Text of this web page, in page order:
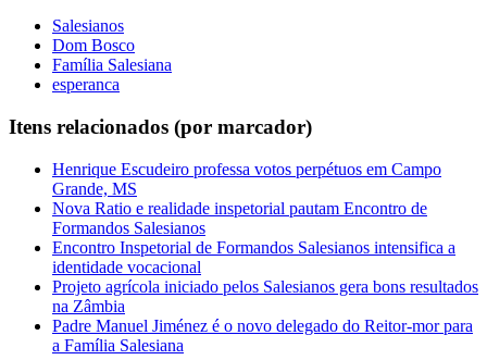
Salesianos
Dom Bosco
Família Salesiana
esperanca
Itens relacionados (por marcador)
Henrique Escudeiro professa votos perpétuos em Campo
Grande, MS
Nova Ratio e realidade inspetorial pautam Encontro de
Formandos Salesianos
Encontro Inspetorial de Formandos Salesianos intensifica a
identidade vocacional
Projeto agrícola iniciado pelos Salesianos gera bons resultados
na Zâmbia
Padre Manuel Jiménez é o novo delegado do Reitor-mor para
a Família Salesiana